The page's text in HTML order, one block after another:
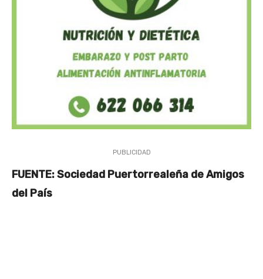
PUBLICIDAD
FUENTE: Sociedad Puertorrealeña de Amigos
del País